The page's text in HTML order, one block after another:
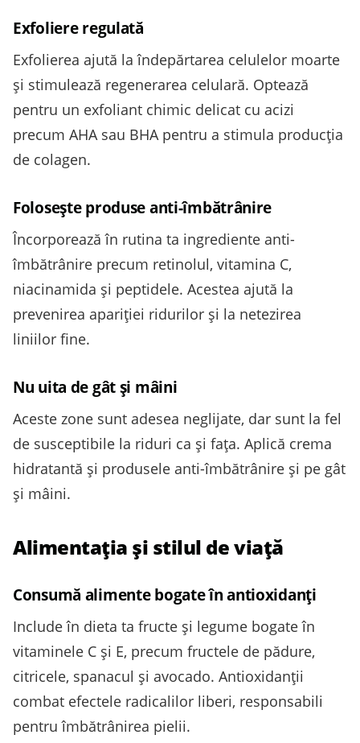
Exfoliere regulată
Exfolierea ajută la îndepărtarea celulelor moarte
și stimulează regenerarea celulară. Optează
pentru un exfoliant chimic delicat cu acizi
precum AHA sau BHA pentru a stimula producția
de colagen.
Folosește produse anti-îmbătrânire
Încorporează în rutina ta ingrediente anti-
îmbătrânire precum retinolul, vitamina C,
niacinamida și peptidele. Acestea ajută la
prevenirea apariției ridurilor și la netezirea
liniilor fine.
Nu uita de gât și mâini
Aceste zone sunt adesea neglijate, dar sunt la fel
de susceptibile la riduri ca și fața. Aplică crema
hidratantă și produsele anti-îmbătrânire și pe gât
și mâini.
Alimentația și stilul de viață
Consumă alimente bogate în antioxidanți
Include în dieta ta fructe și legume bogate în
vitaminele C și E, precum fructele de pădure,
citricele, spanacul și avocado. Antioxidanții
combat efectele radicalilor liberi, responsabili
pentru îmbătrânirea pielii.